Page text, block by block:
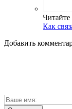
Читайте
Как
Добавить